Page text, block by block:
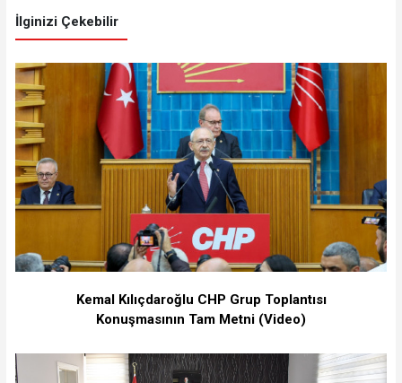
İlginizi Çekebilir
Kemal Kılıçdaroğlu CHP Grup Toplantısı
Konuşmasının Tam Metni (Video)